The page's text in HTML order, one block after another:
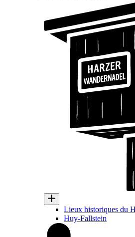
Lieux historiques du
Huy-Fallstein